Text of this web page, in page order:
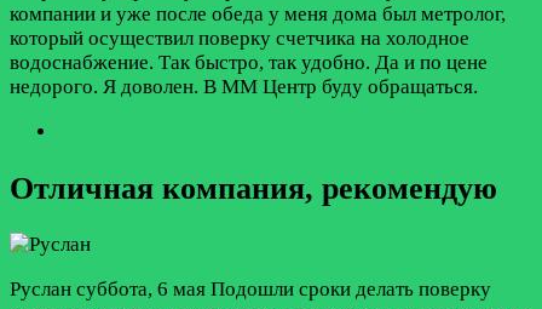
компании и уже после обеда у меня дома был метролог,
который осуществил поверку счетчика на холодное
водоснабжение. Так быстро, так удобно. Да и по цене
недорого. Я доволен. В ММ Центр буду обращаться.
Отличная компания, рекомендую
Руслан суббота, 6 мая Подошли сроки делать поверку